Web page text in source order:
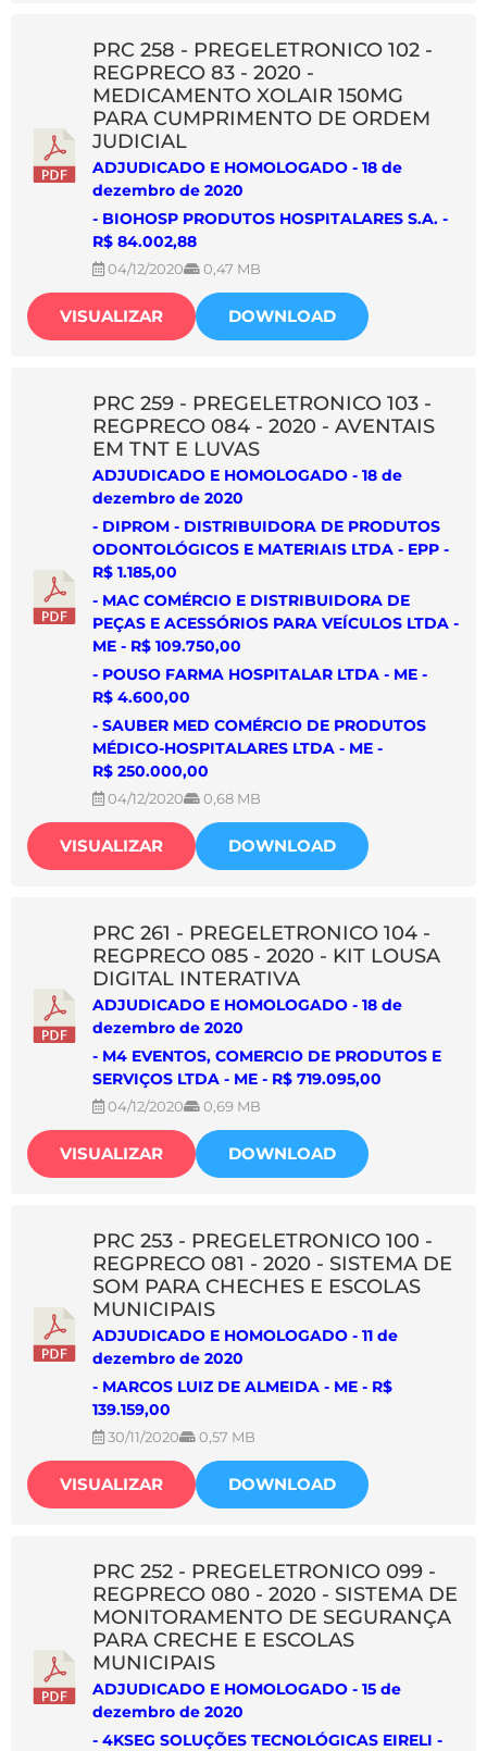
PRC 258 - PREGELETRONICO 102 -
REGPRECO 83 - 2020 -
MEDICAMENTO XOLAIR 150MG
PARA CUMPRIMENTO DE ORDEM
JUDICIAL
ADJUDICADO E HOMOLOGADO - 18 de
dezembro de 2020
- BIOHOSP PRODUTOS HOSPITALARES S.A. -
R$ 84.002,88
04/12/2020 0,47 MB
VISUALIZAR DOWNLOAD
PRC 259 - PREGELETRONICO 103 -
REGPRECO 084 - 2020 - AVENTAIS
EM TNT E LUVAS
ADJUDICADO E HOMOLOGADO - 18 de
dezembro de 2020
- DIPROM - DISTRIBUIDORA DE PRODUTOS
ODONTOLÓGICOS E MATERIAIS LTDA - EPP -
R$ 1.185,00
- MAC COMÉRCIO E DISTRIBUIDORA DE
PEÇAS E ACESSÓRIOS PARA VEÍCULOS LTDA -
ME - R$ 109.750,00
- POUSO FARMA HOSPITALAR LTDA - ME -
R$ 4.600,00
- SAUBER MED COMÉRCIO DE PRODUTOS
MÉDICO-HOSPITALARES LTDA - ME -
R$ 250.000,00
04/12/2020 0,68 MB
VISUALIZAR DOWNLOAD
PRC 261 - PREGELETRONICO 104 -
REGPRECO 085 - 2020 - KIT LOUSA
DIGITAL INTERATIVA
ADJUDICADO E HOMOLOGADO - 18 de
dezembro de 2020
- M4 EVENTOS, COMERCIO DE PRODUTOS E
SERVIÇOS LTDA - ME - R$ 719.095,00
04/12/2020 0,69 MB
VISUALIZAR DOWNLOAD
PRC 253 - PREGELETRONICO 100 -
REGPRECO 081 - 2020 - SISTEMA DE
SOM PARA CHECHES E ESCOLAS
MUNICIPAIS
ADJUDICADO E HOMOLOGADO - 11 de
dezembro de 2020
- MARCOS LUIZ DE ALMEIDA - ME - R$
139.159,00
30/11/2020 0,57 MB
VISUALIZAR DOWNLOAD
PRC 252 - PREGELETRONICO 099 -
REGPRECO 080 - 2020 - SISTEMA DE
MONITORAMENTO DE SEGURANÇA
PARA CRECHE E ESCOLAS
MUNICIPAIS
ADJUDICADO E HOMOLOGADO - 15 de
dezembro de 2020
- 4KSEG SOLUÇÕES TECNOLÓGICAS EIRELI -